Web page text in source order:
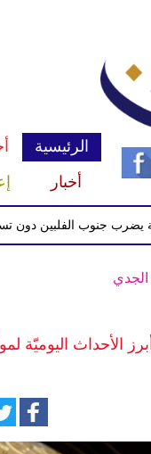
الرئيسية
أخبار
الجدي
أبرز الأحداث اليوميّة